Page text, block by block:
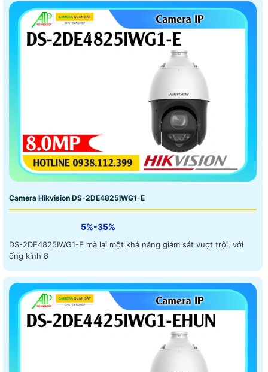
Camera Hikvision DS-2DE4825IWG1-E
5%-35%
DS-2DE4825IWG1-E mà lại một khả năng giám sát vượt trội, với
ống kính 8